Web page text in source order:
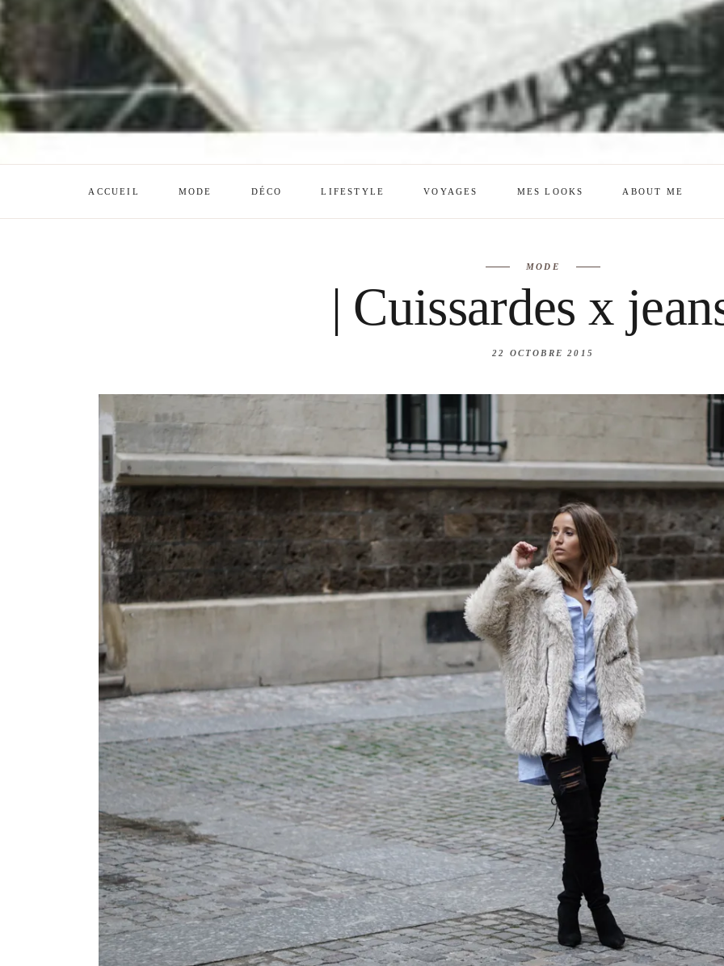
ACCUEIL MODE DÉCO LIFESTYLE VOYAGES MES LOOKS ABOUT ME
Voilà Beauté
MODE
| Cuissardes x
22 OCTOBRE 2015